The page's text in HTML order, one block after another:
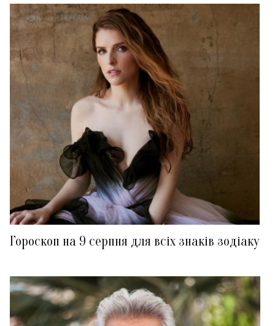
Гороскоп на 9 серпня для всіх знаків зодіаку